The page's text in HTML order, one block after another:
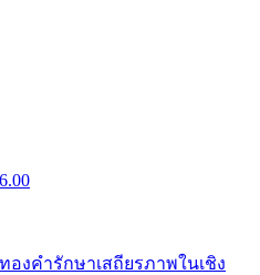
องคำรักษาเสถียรภาพในเชิง